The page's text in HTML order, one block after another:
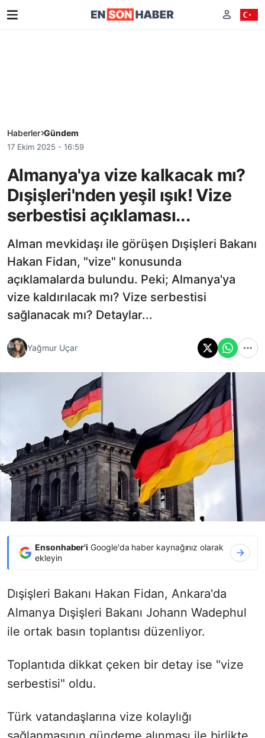
Haberler Gündem
17 Ekim 2025 - 16:59
Almanya'ya vize kalkacak mı?
Dışişleri'nden yeşil ışık! Vize
serbestisi açıklaması...
Alman mevkidaşı ile görüşen Dışişleri Bakanı
Hakan Fidan, "vize" konusunda
açıklamalarda bulundu. Peki; Almanya'ya
vize kaldırılacak mı? Vize serbestisi
sağlanacak mı? Detaylar...
Yağmur Uçar
Ensonhaber'i Google'da haber kaynağınız olarak
ekleyin
Dışişleri Bakanı Hakan Fidan, Ankara'da
Almanya Dışişleri Bakanı Johann Wadephul
ile ortak basın toplantısı düzenliyor.
Toplantıda dikkat çeken bir detay ise "vize
serbestisi" oldu.
Türk vatandaşlarına vize kolaylığı